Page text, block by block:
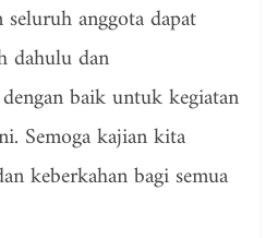
anggota dapat
dahulu dan
baik untuk kegiatan
Semoga kajian kita
keberkahan bagi semua